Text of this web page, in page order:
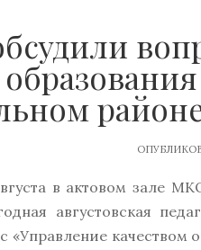
в актовом зале
августовская
«Управление